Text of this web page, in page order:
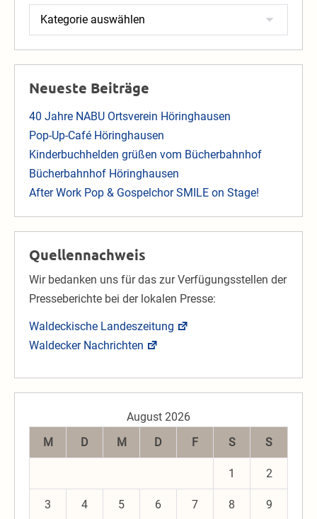
Kategorien
Neueste Beiträge
40 Jahre NABU Ortsverein Höringhausen
Pop-Up-Café Höringhausen
Kinderbuchhelden grüßen vom Bücherbahnhof
Bücherbahnhof Höringhausen
After Work Pop & Gospelchor SMILE on Stage!
Quellennachweis
Wir bedanken uns für das zur Verfügungsstellen der
Presseberichte bei der lokalen Presse:
Waldeckische Landeszeitung
Waldecker Nachrichten
August 2026
M
D M D F S S
1 2
3 4 5 6 7 8 9